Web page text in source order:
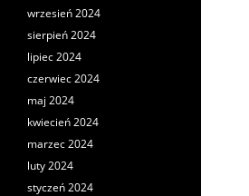
wrzesień 2024
sierpień 2024
lipiec 2024
czerwiec 2024
maj 2024
kwiecień 2024
marzec 2024
luty 2024
styczeń 2024